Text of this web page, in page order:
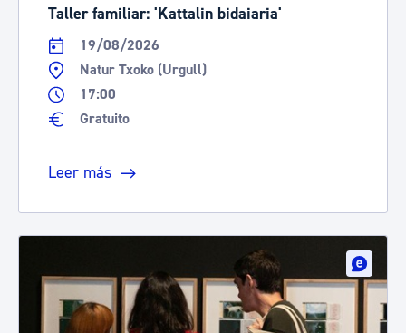
Taller familiar: 'Kattalin bidaiaria'
19/08/2026
Natur Txoko (Urgull)
17:00
Gratuito
Leer más